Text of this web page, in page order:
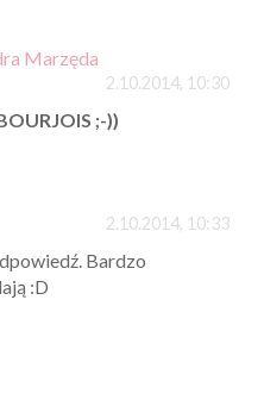
Marzęda
2.10.2014, 10:30
;-))
2.10.2014, 10:33
Bardzo
:D